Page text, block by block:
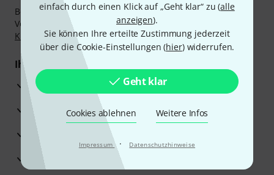
einfach durch einen Klick auf „Geht klar“ zu (alle
anzeigen).
Sie können Ihre erteilte Zustimmung jederzeit
über die Cookie-Einstellungen (hier) widerrufen.
Geht klar
Cookies ablehnen Weitere Infos
Impressum · Datenschutzhinweise
Bezahlen Sie vertraulich und sicher per Nachnahme,
Vorkasse, PayPal, Amazon Pay,Klarna Sofort bezahlen
Klarna Ratenzahlungoder Kreditkarte.
Ihre Vorteile
3 Jahre Thomann Garantie
30 Tage Money-Back-Garantie
Beratung durch Fachexperten